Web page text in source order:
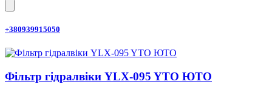
+380939915050
Фільтр гідралвіки YLX-095 YTO ЮТО